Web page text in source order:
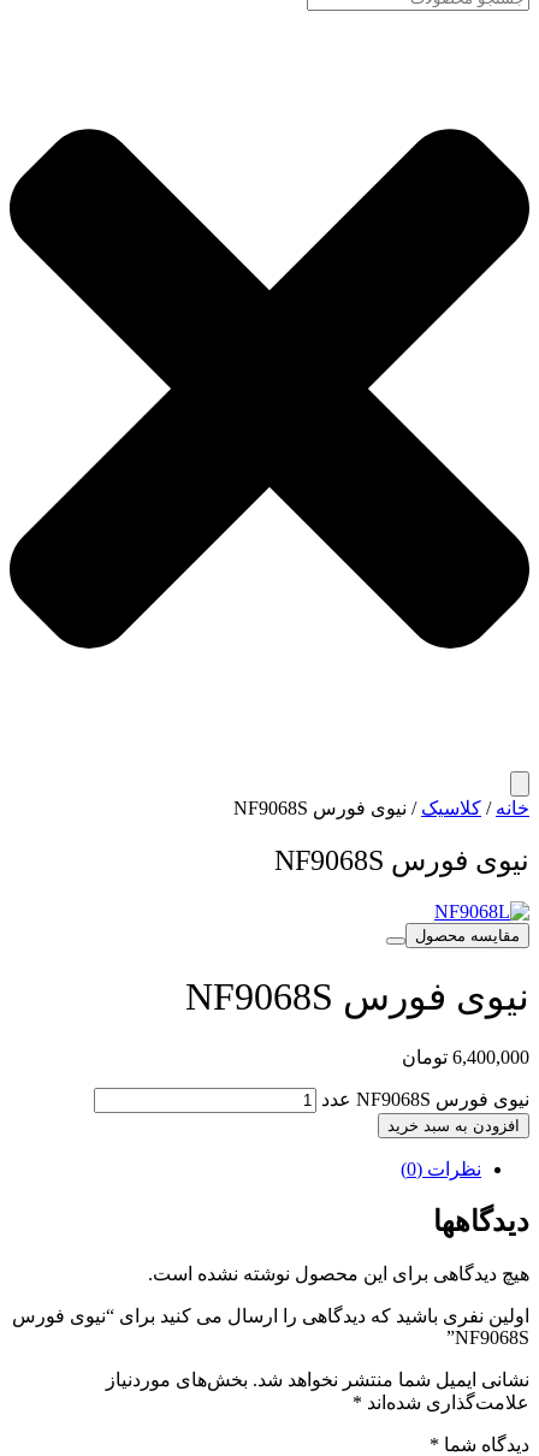
خانه / کلاسیک / نیوی فورس NF9068S
نیوی فورس NF9068S
مقایسه محصول
نیوی فورس NF9068S
6,400,000 تومان
نیوی فورس NF9068S عدد
افزودن به سبد خرید
نظرات (0)
دیدگاهها
هیچ دیدگاهی برای این محصول نوشته نشده است.
اولین نفری باشید که دیدگاهی را ارسال می کنید برای “نیوی فورس
NF9068S”
نشانی ایمیل شما منتشر نخواهد شد. بخش‌های موردنیاز
علامت‌گذاری شده‌اند *
دیدگاه شما *